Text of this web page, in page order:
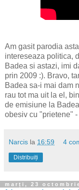
Am gasit parodia
intereseaza politica,
Badea si astazi, imi
prin 2009 :). Bravo,
Badea sa-i mai dam
rau tot ma uit la el,
de emisiune la
obesiv cu "prietene"
Narcis la 16:59 4
Distribuiți
marți, 23